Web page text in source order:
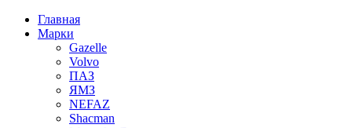
Главная
Марки
Gazelle
Volvo
ПАЗ
ЯМЗ
NEFAZ
Shacman